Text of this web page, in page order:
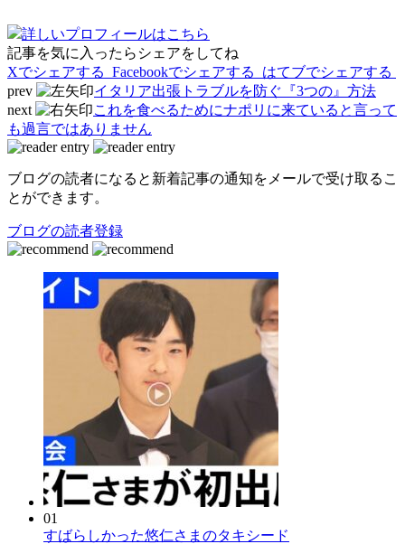
詳しいプロフィールはこちら
記事を気に入ったらシェアをしてね
Xでシェアする Facebookでシェアする
はてブでシェアする
prev
イタリア出張トラブルを防ぐ『3つの』方法
next
これを食べるためにナポリに来ていると言って
も過言ではありません
ブログの読者になると新着記事の通知をメールで受け取るこ
とができます。
ブログの読者登録
01
すばらしかった悠仁さまのタキシード